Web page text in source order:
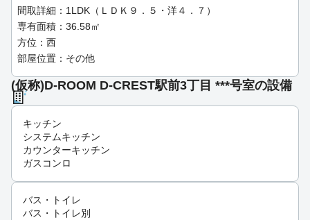
間取詳細：1LDK（ＬＤＫ９．５・洋４．７）
専有面積：36.58㎡
方位：西
部屋位置：その他
(仮称)D-ROOM D-CREST駅前3丁目 ***号室の設備
キッチン
システムキッチン
カウンターキッチン
ガスコンロ
バス・トイレ
バス・トイレ別